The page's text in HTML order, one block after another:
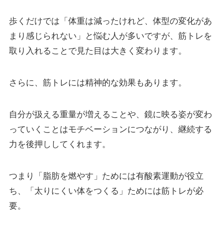
歩くだけでは「体重は減ったけれど、体型の変化があ
まり感じられない」と悩む人が多いですが、筋トレを
取り入れることで見た目は大きく変わります。
さらに、筋トレには精神的な効果もあります。
自分が扱える重量が増えることや、鏡に映る姿が変わ
っていくことはモチベーションにつながり、継続する
力を後押ししてくれます。
つまり「脂肪を燃やす」ためには有酸素運動が役立
ち、「太りにくい体をつくる」ためには筋トレが必
要。